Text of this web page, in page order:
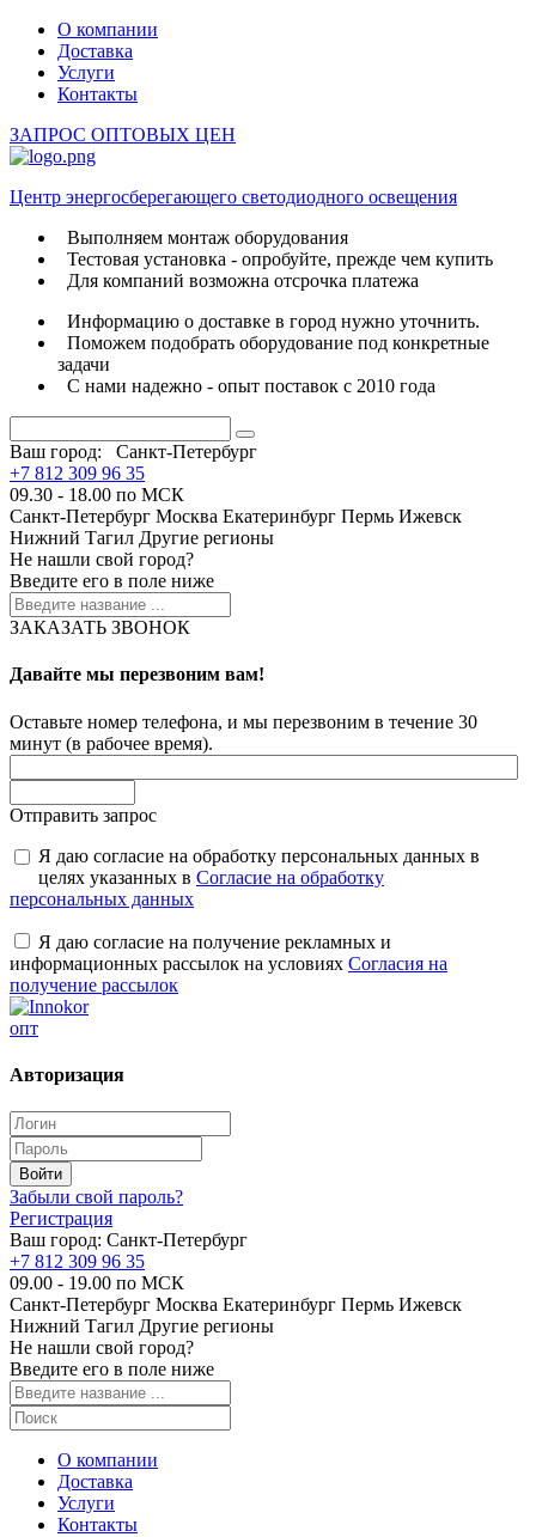
О компании
Доставка
Услуги
Контакты
ЗАПРОС ОПТОВЫХ ЦЕН
Центр энергосберегающего светодиодного освещения
Выполняем монтаж оборудования
Тестовая установка - опробуйте, прежде чем купить
Для компаний возможна отсрочка платежа
Информацию о доставке в город нужно уточнить.
Поможем подобрать оборудование под конкретные
задачи
С нами надежно - опыт поставок с 2010 года
Ваш город:
Санкт-Петербург
+7 812 309 96 35
09.30 - 18.00 по МСК
Санкт-Петербург Москва Екатеринбург Пермь Ижевск
Нижний Тагил Другие регионы
Не нашли свой город?
Введите его в поле ниже
ЗАКАЗАТЬ ЗВОНОК
Давайте мы перезвоним вам!
Оставьте номер телефона, и мы перезвоним в течение 30
минут (в рабочее время).
Отправить запрос
Я даю согласие на обработку персональных данных в
целях указанных в Согласие на обработку
персональных данных
Я даю согласие на получение рекламных и
информационных рассылок на условиях Согласия на
получение рассылок
опт
Авторизация
Забыли свой пароль?
Регистрация
Ваш город: Санкт-Петербург
+7 812 309 96 35
09.00 - 19.00 по МСК
Санкт-Петербург Москва Екатеринбург Пермь Ижевск
Нижний Тагил Другие регионы
Не нашли свой город?
Введите его в поле ниже
О компании
Доставка
Услуги
Контакты